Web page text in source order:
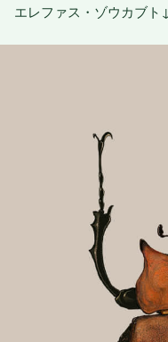
エレファス・ゾウカブト↓